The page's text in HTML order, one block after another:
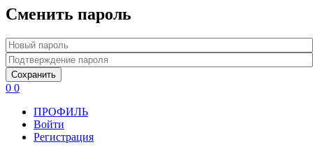
Сменить пароль
Сохранить
0 0
ПРОФИЛЬ
Войти
Регистрация